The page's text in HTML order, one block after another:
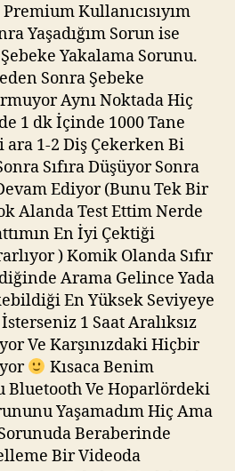
Kullanıcısıyım
Yaşadığım Sorun ise
Yakalama Sorunu.
Sonra Şebeke
Aynı Noktada Hiç
1 dk İçinde 1000 Tane
1-2 Diş Çekerken Bi
Sıfıra Düşüyor Sonra
Ediyor (Bunu Tek Bir
Alanda Test Ettim Nerde
En İyi Çektiği
) Komik Olanda Sıfır
Arama Gelince Yada
En Yüksek Seviyeye
1 Saat Aralıksız
Ve Karşınızdaki Hiçbir
Kısaca Benim
Bluetooth Ve Hoparlördeki
Yaşamadım Hiç Ama
Beraberinde
Bir Videoda